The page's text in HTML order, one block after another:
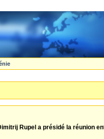
Rupel a présidé la réunion